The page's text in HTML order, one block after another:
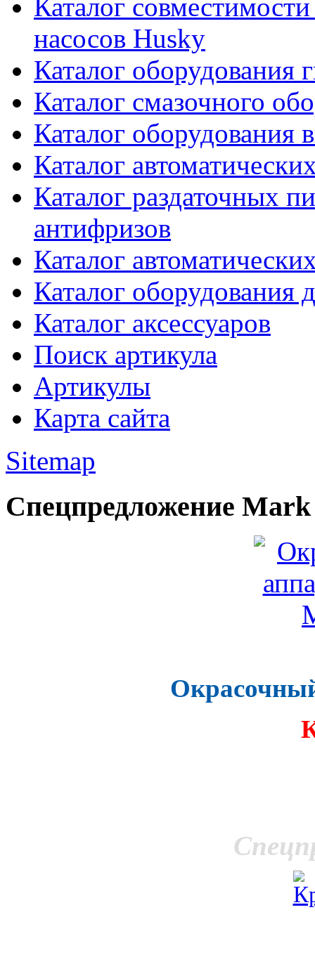
Каталог
насосов Husky
Каталог оборудования
Каталог смазочного
Каталог оборудования
Каталог
Каталог раздаточных
антифризов
Каталог
Каталог оборудования
Каталог аксессуаров
Поиск артикула
Артикулы
Карта сайта
Sitemap
Спецпредложение